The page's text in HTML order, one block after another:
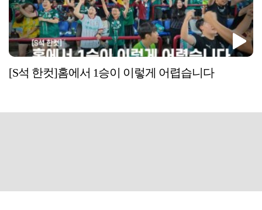
[S석 한컷]홈에서 1승이 이렇게 어렵습니다